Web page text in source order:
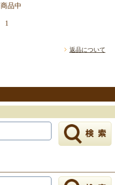
商品中
1
返品について